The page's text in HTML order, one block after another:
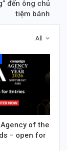
đến ông chủ
tiệm bánh
All
of the
– open for